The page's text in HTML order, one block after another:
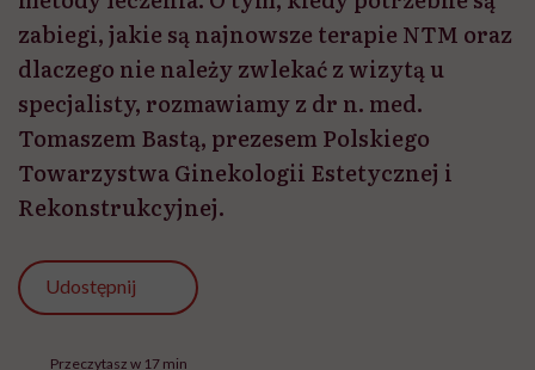
zabiegi, jakie są najnowsze terapie NTM oraz
dlaczego nie należy zwlekać z wizytą u
specjalisty, rozmawiamy z dr n. med.
Tomaszem Bastą, prezesem Polskiego
Towarzystwa Ginekologii Estetycznej i
Rekonstrukcyjnej.
Udostępnij
Przeczytasz w 17 min